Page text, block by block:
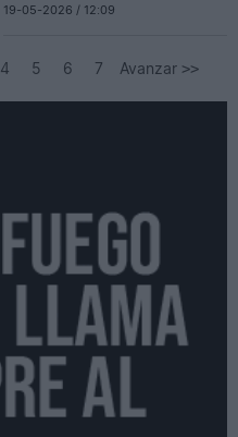
19-05-2026 / 12:09
4 5 6 7 Avanzar